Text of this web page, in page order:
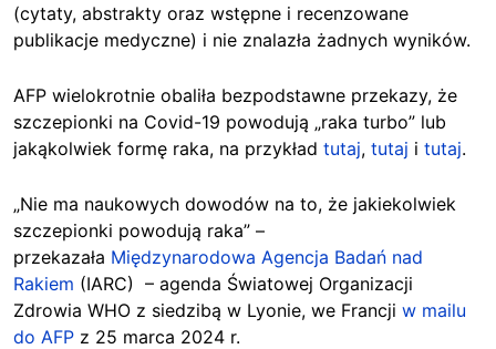
(cytaty, abstrakty oraz wstępne i recenzowane
publikacje medyczne) i nie znalazła żadnych wyników.
AFP wielokrotnie obaliła bezpodstawne przekazy, że
szczepionki na Covid-19 powodują „raka turbo” lub
jakąkolwiek formę raka, na przykład tutaj, tutaj i tutaj.
„Nie ma naukowych dowodów na to, że jakiekolwiek
szczepionki powodują raka” –
przekazała Międzynarodowa Agencja Badań nad
Rakiem (IARC) – agenda Światowej Organizacji
Zdrowia WHO z siedzibą w Lyonie, we Francji w mailu
do AFP z 25 marca 2024 r.